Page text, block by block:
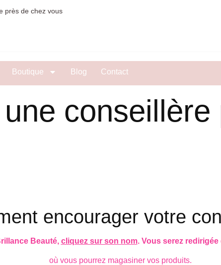
près de chez vous
Boutique Blog Contact
encourager votre
Beauté, cliquez sur son nom. Vous serez
où vous pourrez magasiner vos produits.